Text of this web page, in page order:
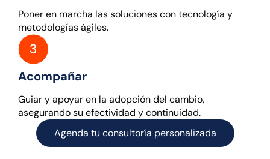
Poner en marcha las soluciones con tecnología y
metodologías ágiles.
Acompañar
Guiar y apoyar en la adopción del cambio,
asegurando su efectividad y continuidad.
Agenda tu consultoría personalizada